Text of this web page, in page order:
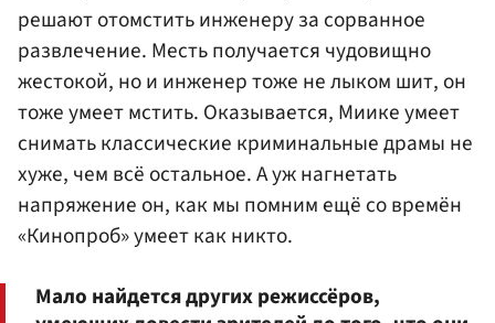
решают отомстить инженеру за сорванное
развлечение. Месть получается чудовищно
жестокой, но и инженер тоже не лыком шит, он
тоже умеет мстить. Оказывается, Миике умеет
снимать классические криминальные драмы не
хуже, чем всё остальное. А уж нагнетать
напряжение он, как мы помним ещё со времён
«Кинопроб» умеет как никто.
Мало найдется других режиссёров,